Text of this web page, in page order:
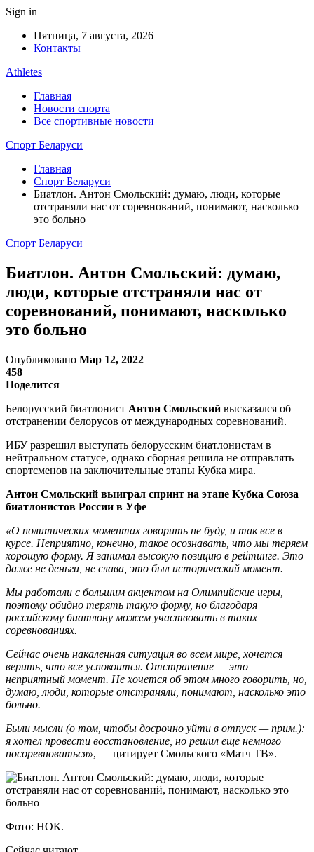
Sign in
Пятница, 7 августа, 2026
Контакты
Athletes
Главная
Новости спорта
Все спортивные новости
Спорт Беларуси
Главная
Спорт Беларуси
Биатлон. Антон Смольский: думаю, люди, которые
отстраняли нас от соревнований, понимают, насколько
это больно
Спорт Беларуси
Биатлон. Антон Смольский: думаю,
люди, которые отстраняли нас от
соревнований, понимают, насколько
это больно
Опубликовано Мар 12, 2022
458
Поделится
Белорусский биатлонист Антон Смольский высказался об
отстранении белорусов от международных соревнований.
ИБУ разрешил выступать белорусским биатлонистам в
нейтральном статусе, однако сборная решила не отправлять
спортсменов на заключительные этапы Кубка мира.
Антон Смольский выиграл спринт на этапе Кубка Союза
биатлонистов России в Уфе
«О политических моментах говорить не буду, и так все в
курсе. Неприятно, конечно, такое осознавать, что мы теряем
хорошую форму. Я занимал высокую позицию в рейтинге. Это
даже не деньги, не слава, это был исторический момент.
Мы работали с большим акцентом на Олимпийские игры,
поэтому обидно терять такую форму, но благодаря
российскому биатлону можем участвовать в таких
соревнованиях.
Сейчас очень накаленная ситуация во всем мире, хочется
верить, что все успокоится. Отстранение — это
неприятный момент. Не хочется об этом много говорить, но,
думаю, люди, которые отстраняли, понимают, насколько это
больно.
Были мысли (о том, чтобы досрочно уйти в отпуск — прим.):
я хотел провести восстановление, но решил еще немного
посоревноваться», — цитирует Смольского «Матч ТВ».
Фото: НОК.